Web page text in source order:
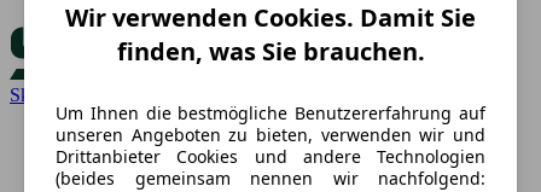
Skoda
Wir verwenden Cookies. Damit Sie
finden, was Sie brauchen.
Um Ihnen die bestmögliche Benutzererfahrung auf
unseren Angeboten zu bieten, verwenden wir und
Drittanbieter Cookies und andere Technologien
(beides gemeinsam nennen wir nachfolgend: